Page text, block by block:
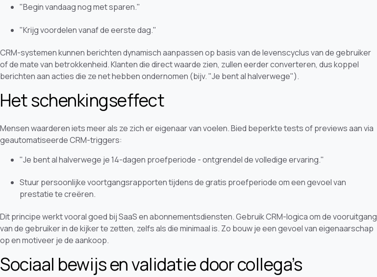
"Begin vandaag nog met sparen."
"Krijg voordelen vanaf de eerste dag."
CRM-systemen kunnen berichten dynamisch aanpassen op basis van de levenscyclus van de gebruiker
of de mate van betrokkenheid. Klanten die direct waarde zien, zullen eerder converteren, dus koppel
berichten aan acties die ze net hebben ondernomen (bijv. "Je bent al halverwege").
Het schenkingseffect
Mensen waarderen iets meer als ze zich er eigenaar van voelen. Bied beperkte tests of previews aan via
geautomatiseerde CRM-triggers:
"Je bent al halverwege je 14-dagen proefperiode - ontgrendel de volledige ervaring."
Stuur persoonlijke voortgangsrapporten tijdens de gratis proefperiode om een gevoel van
prestatie te creëren.
Dit principe werkt vooral goed bij SaaS en abonnementsdiensten. Gebruik CRM-logica om de vooruitgang
van de gebruiker in de kijker te zetten, zelfs als die minimaal is. Zo bouw je een gevoel van eigenaarschap
op en motiveer je de aankoop.
Sociaal bewijs en validatie door collega’s